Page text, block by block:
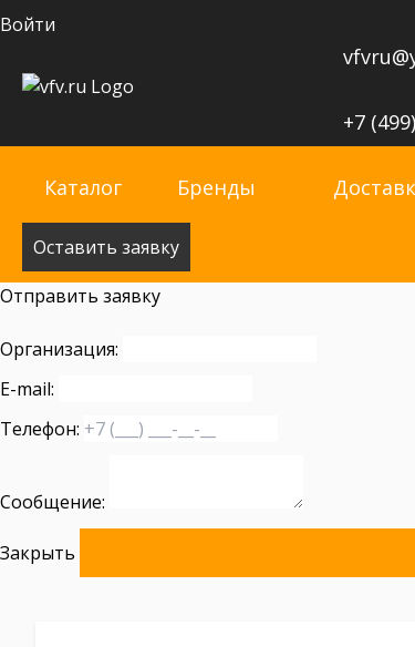
Войти
+7
Каталог Бренды
Оставить заявку
Отправить заявку
Организация:
E-mail:
Телефон:
Сообщение:
Закрыть